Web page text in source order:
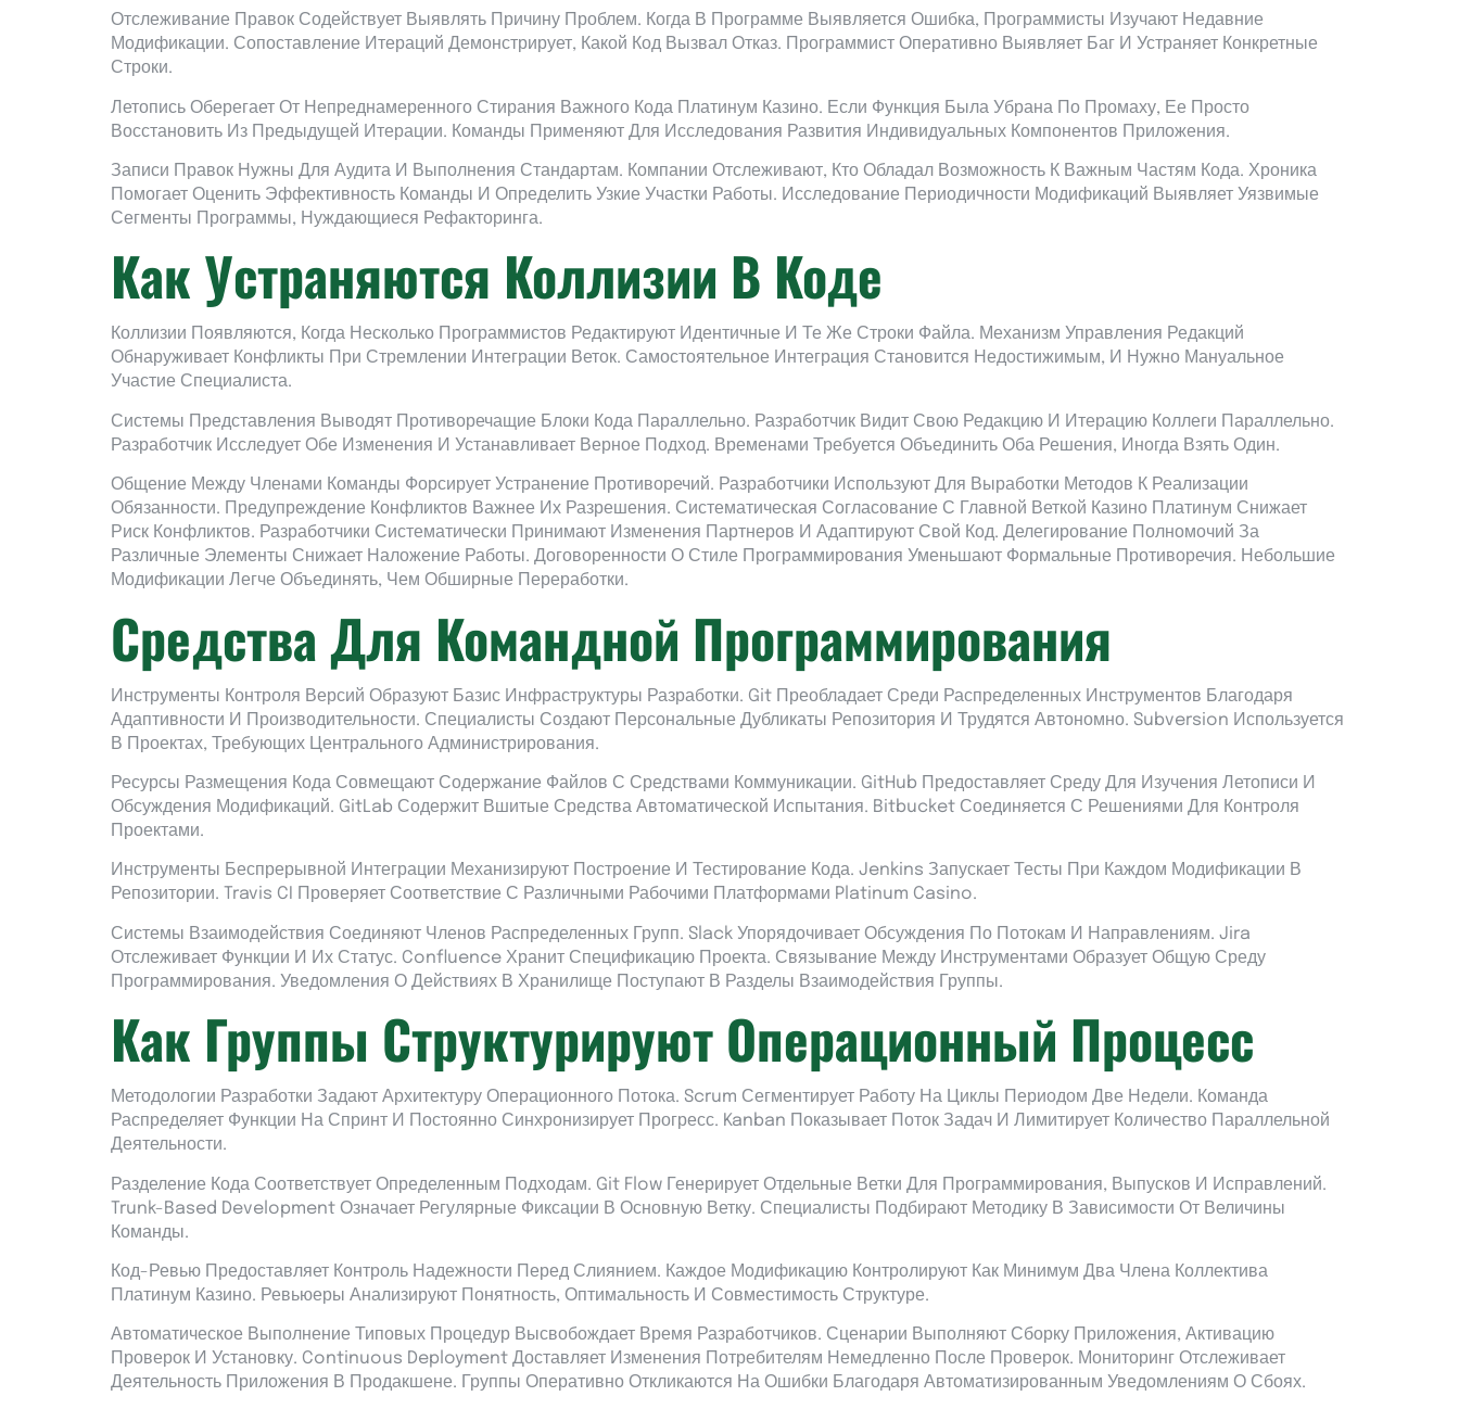
Отслеживание Правок Содействует Выявлять Причину Проблем. Когда В Программе Выявляется Ошибка, Программисты Изучают Недавние
Модификации. Сопоставление Итераций Демонстрирует, Какой Код Вызвал Отказ. Программист Оперативно Выявляет Баг И Устраняет Конкретные
Строки.
Летопись Оберегает От Непреднамеренного Стирания Важного Кода Платинум Казино. Если Функция Была Убрана По Промаху, Ее Просто
Восстановить Из Предыдущей Итерации. Команды Применяют Для Исследования Развития Индивидуальных Компонентов Приложения.
Записи Правок Нужны Для Аудита И Выполнения Стандартам. Компании Отслеживают, Кто Обладал Возможность К Важным Частям Кода. Хроника
Помогает Оценить Эффективность Команды И Определить Узкие Участки Работы. Исследование Периодичности Модификаций Выявляет Уязвимые
Сегменты Программы, Нуждающиеся Рефакторинга.
Как Устраняются Коллизии В Коде
Коллизии Появляются, Когда Несколько Программистов Редактируют Идентичные И Те Же Строки Файла. Механизм Управления Редакций
Обнаруживает Конфликты При Стремлении Интеграции Веток. Самостоятельное Интеграция Становится Недостижимым, И Нужно Мануальное
Участие Специалиста.
Системы Представления Выводят Противоречащие Блоки Кода Параллельно. Разработчик Видит Свою Редакцию И Итерацию Коллеги Параллельно.
Разработчик Исследует Обе Изменения И Устанавливает Верное Подход. Временами Требуется Объединить Оба Решения, Иногда Взять Один.
Общение Между Членами Команды Форсирует Устранение Противоречий. Разработчики Используют Для Выработки Методов К Реализации
Обязанности. Предупреждение Конфликтов Важнее Их Разрешения. Систематическая Согласование С Главной Веткой Казино Платинум Снижает
Риск Конфликтов. Разработчики Систематически Принимают Изменения Партнеров И Адаптируют Свой Код. Делегирование Полномочий За
Различные Элементы Снижает Наложение Работы. Договоренности О Стиле Программирования Уменьшают Формальные Противоречия. Небольшие
Модификации Легче Объединять, Чем Обширные Переработки.
Средства Для Командной Программирования
Инструменты Контроля Версий Образуют Базис Инфраструктуры Разработки. Git Преобладает Среди Распределенных Инструментов Благодаря
Адаптивности И Производительности. Специалисты Создают Персональные Дубликаты Репозитория И Трудятся Автономно. Subversion Используется
В Проектах, Требующих Центрального Администрирования.
Ресурсы Размещения Кода Совмещают Содержание Файлов С Средствами Коммуникации. GitHub Предоставляет Среду Для Изучения Летописи И
Обсуждения Модификаций. GitLab Содержит Вшитые Средства Автоматической Испытания. Bitbucket Соединяется С Решениями Для Контроля
Проектами.
Инструменты Беспрерывной Интеграции Механизируют Построение И Тестирование Кода. Jenkins Запускает Тесты При Каждом Модификации В
Репозитории. Travis CI Проверяет Соответствие С Различными Рабочими Платформами Platinum Casino.
Системы Взаимодействия Соединяют Членов Распределенных Групп. Slack Упорядочивает Обсуждения По Потокам И Направлениям. Jira
Отслеживает Функции И Их Статус. Confluence Хранит Спецификацию Проекта. Связывание Между Инструментами Образует Общую Среду
Программирования. Уведомления О Действиях В Хранилище Поступают В Разделы Взаимодействия Группы.
Как Группы Структурируют Операционный Процесс
Методологии Разработки Задают Архитектуру Операционного Потока. Scrum Сегментирует Работу На Циклы Периодом Две Недели. Команда
Распределяет Функции На Спринт И Постоянно Синхронизирует Прогресс. Kanban Показывает Поток Задач И Лимитирует Количество Параллельной
Деятельности.
Разделение Кода Соответствует Определенным Подходам. Git Flow Генерирует Отдельные Ветки Для Программирования, Выпусков И Исправлений.
Trunk-Based Development Означает Регулярные Фиксации В Основную Ветку. Специалисты Подбирают Методику В Зависимости От Величины
Команды.
Код-Ревью Предоставляет Контроль Надежности Перед Слиянием. Каждое Модификацию Контролируют Как Минимум Два Члена Коллектива
Платинум Казино. Ревьюеры Анализируют Понятность, Оптимальность И Совместимость Структуре.
Автоматическое Выполнение Типовых Процедур Высвобождает Время Разработчиков. Сценарии Выполняют Сборку Приложения, Активацию
Проверок И Установку. Continuous Deployment Доставляет Изменения Потребителям Немедленно После Проверок. Мониторинг Отслеживает
Деятельность Приложения В Продакшене. Группы Оперативно Откликаются На Ошибки Благодаря Автоматизированным Уведомлениям О Сбоях.